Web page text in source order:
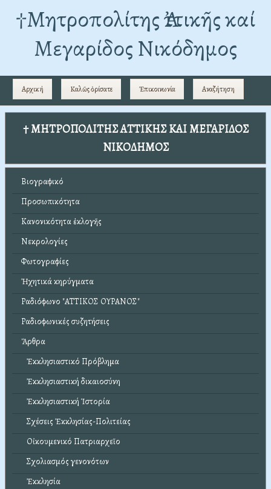
†Mητροπολίτης Ἀττικῆς καί
Μεγαρίδος Νικόδημος
Αρχική Καλῶς ὁρίσατε Ἐπικοινωνία Αναζήτηση
† ΜΗΤΡΟΠΟΛΙΤΗΣ ΑΤΤΙΚΗΣ ΚΑΙ ΜΕΓΑΡΙΔΟΣ
ΝΙΚΟΔΗΜΟΣ
Βιογραφικό
Προσωπικότητα
Κανονικότητα ἐκλογῆς
Νεκρολογίες
Φωτογραφίες
Ἠχητικά κηρύγματα
Ραδιόφωνο "ΑΤΤΙΚΟΣ ΟΥΡΑΝΟΣ"
Ραδιοφωνικές συζητήσεις
Ἄρθρα
Ἐκκλησιαστικό Πρόβλημα
Ἐκκλησιαστική δικαιοσύνη
Ἐκκλησιαστική Ἱστορία
Σχέσεις Ἐκκλησίας-Πολιτείας
Οἰκουμενικό Πατριαρχεῖο
Σχολιασμός γενονότων
Ἐκκλησία